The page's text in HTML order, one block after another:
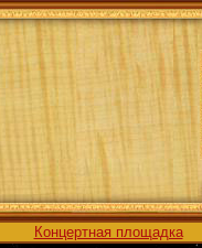
Концертная площадка